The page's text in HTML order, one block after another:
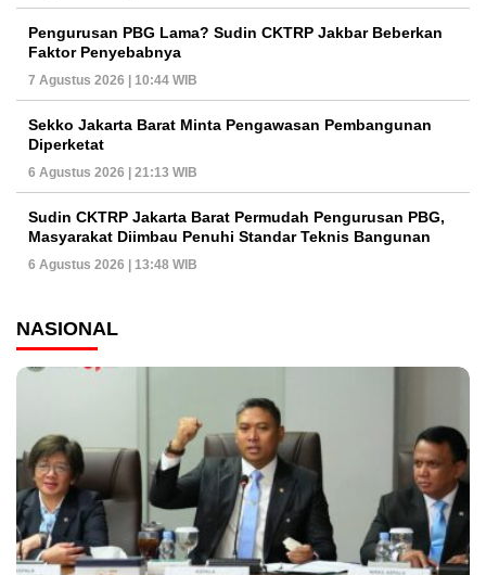
Pengurusan PBG Lama? Sudin CKTRP Jakbar Beberkan
Faktor Penyebabnya
7 Agustus 2026 | 10:44 WIB
Sekko Jakarta Barat Minta Pengawasan Pembangunan
Diperketat
6 Agustus 2026 | 21:13 WIB
Sudin CKTRP Jakarta Barat Permudah Pengurusan PBG,
Masyarakat Diimbau Penuhi Standar Teknis Bangunan
6 Agustus 2026 | 13:48 WIB
NASIONAL